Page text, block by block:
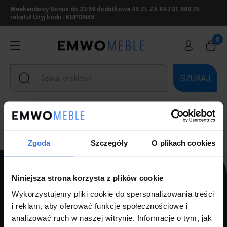
Zgoda Szczegóły O plikach cookies
Niniejsza strona korzysta z plików cookie
Wykorzystujemy pliki cookie do spersonalizowania treści
i reklam, aby oferować funkcje społecznościowe i
analizować ruch w naszej witrynie. Informacje o tym, jak
Weekendowy Bonus do 23:59 dodatkowe 45 ZŁ ZA KAŻDE 600 ZŁ
rabatu! Użyj kodu : KUPON45
SZUKAJ
Ten produkt jest niedostępny.
PPH LUZ s.c Szlagor Marek Szlagor Wojciech
ul. Kołłątaja 8,